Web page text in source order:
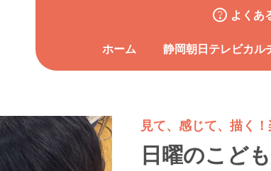
よくあ
ホーム 静岡朝日テレビカル
見て、感じて、描く
日曜のこど